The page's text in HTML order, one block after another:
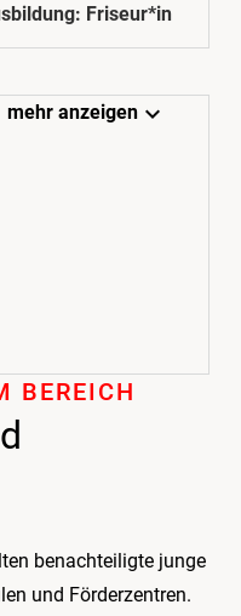
Friseur*in
mehr anzeigenexpand_more
BEREICH
benach­teiligte junge
und Förder­zentren.